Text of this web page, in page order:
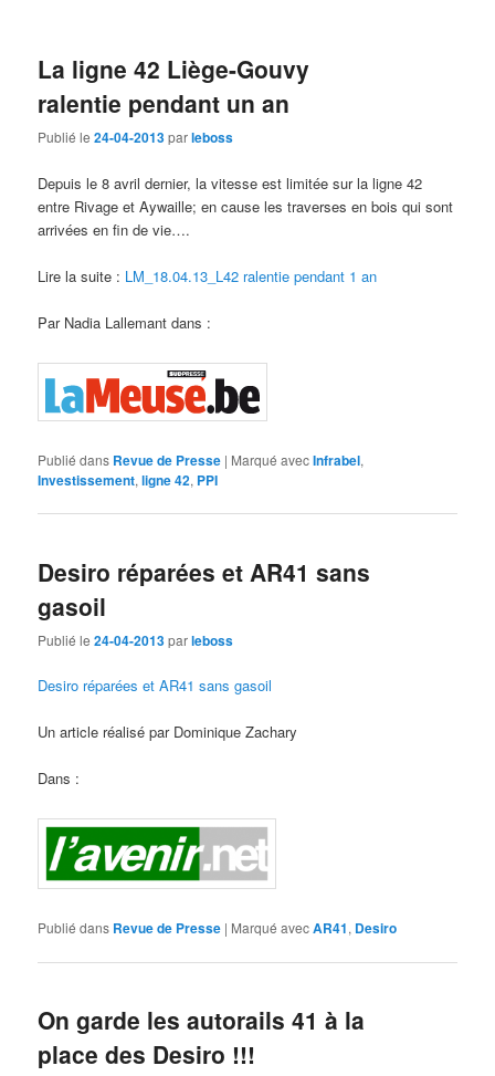
La ligne 42 Liège-Gouvy
ralentie pendant un an
Publié le24-04-2013parleboss
Depuis le 8 avril dernier, la vitesse est limitée sur la ligne 42
entre Rivage et Aywaille; en cause les traverses en bois qui sont
arrivées en fin de vie….
Lire la suite : LM_18.04.13_L42 ralentie pendant 1 an
Par Nadia Lallemant dans :
Publié dans Revue de Presse | Marqué avecInfrabel,
Investissement,ligne 42, PPI
Desiro réparées et AR41 sans
gasoil
Publié le24-04-2013parleboss
Desiro réparées et AR41 sans gasoil
Un article réalisé par Dominique Zachary
Dans :
Publié dans Revue de Presse | Marqué avecAR41, Desiro
On garde les autorails 41 à la
place des Desiro !!!